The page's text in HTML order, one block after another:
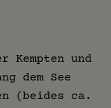
Kempten und
dem See
(beides ca.